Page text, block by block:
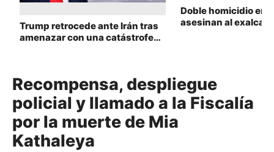
Trump retrocede ante Irán tras
amenazar con una catástrofe
Doble homicidio en
asesinan al
Recompensa, despliegue
policial y llamado a la Fiscalía
por la muerte de Mia
Kathaleya